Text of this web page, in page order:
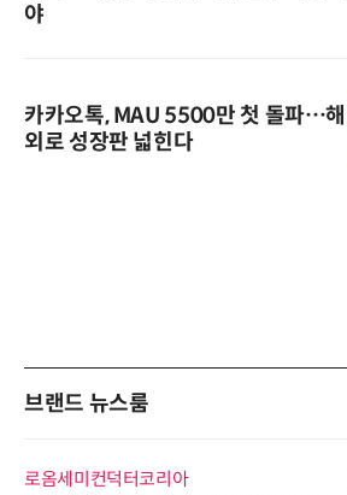
야
카카오톡, MAU 5500만 첫 돌파…해
외로 성장판 넓힌다
브랜드 뉴스룸
로옴세미컨덕터코리아